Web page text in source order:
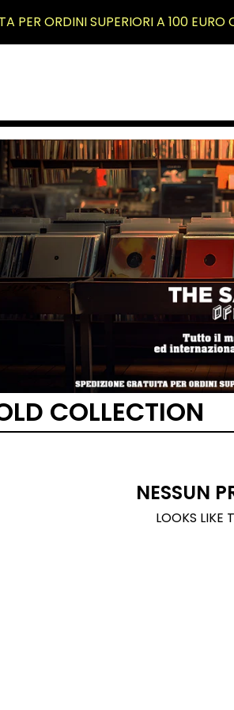
PER ORDINI SUPERIORI A 100
COLLECTION
NESSUN
LOOKS LIKE